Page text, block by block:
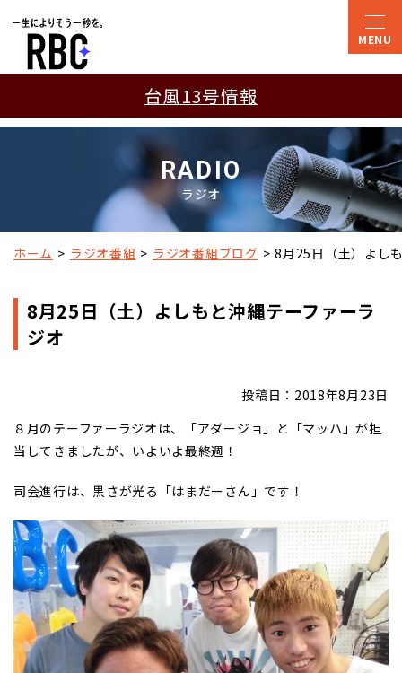
台風13号情報
RADIO
ラジオ
ホーム ラジオ番組 ラジオ番組ブログ 8月25日（土）よし
8月25日（土）よしもと沖縄テーファーラ
ジオ
投稿日：2018年8月23日
８月のテーファーラジオは、「アダージョ」と「マッハ」が担
当してきましたが、いよいよ最終週！
司会進行は、黒さが光る「はまだーさん」です！